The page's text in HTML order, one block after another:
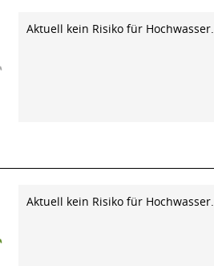
Aktuell kein Risiko für Hochwasser.
Aktuell kein Risiko für Hochwasser.